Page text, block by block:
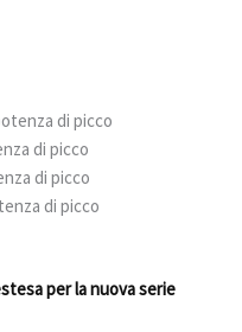
di picco
di picco
di picco
di picco
per la nuova serie